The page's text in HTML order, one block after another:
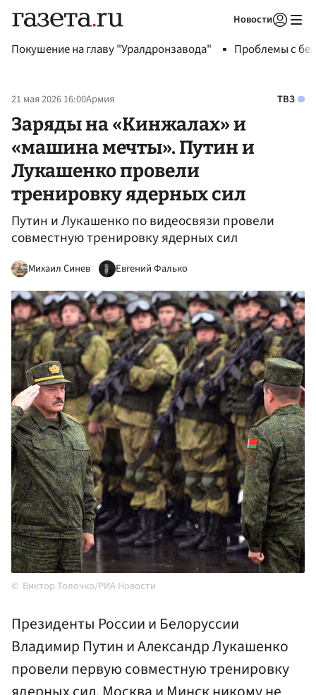
Новости
Покушение на главу "Уралдронзавода" Проблемы с
21 мая 2026 16:00Армия ТВЗ
Заряды на «Кинжалах» и
«машина мечты». Путин и
Лукашенко провели
тренировку ядерных сил
Путин и Лукашенко по видеосвязи провели
совместную тренировку ядерных сил
Михаил Синев Евгений Фалько
Виктор Толочко/РИА Новости
Президенты России и Белоруссии
Владимир Путин и Александр Лукашенко
провели первую совместную тренировку